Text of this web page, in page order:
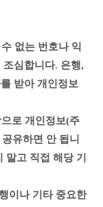
없는 번호나 익
심합니다. 은행,
받아 개인정보
로 개인정보(주
유하면 안 됩니
고 직접 해당 기
이나 기타 중요한